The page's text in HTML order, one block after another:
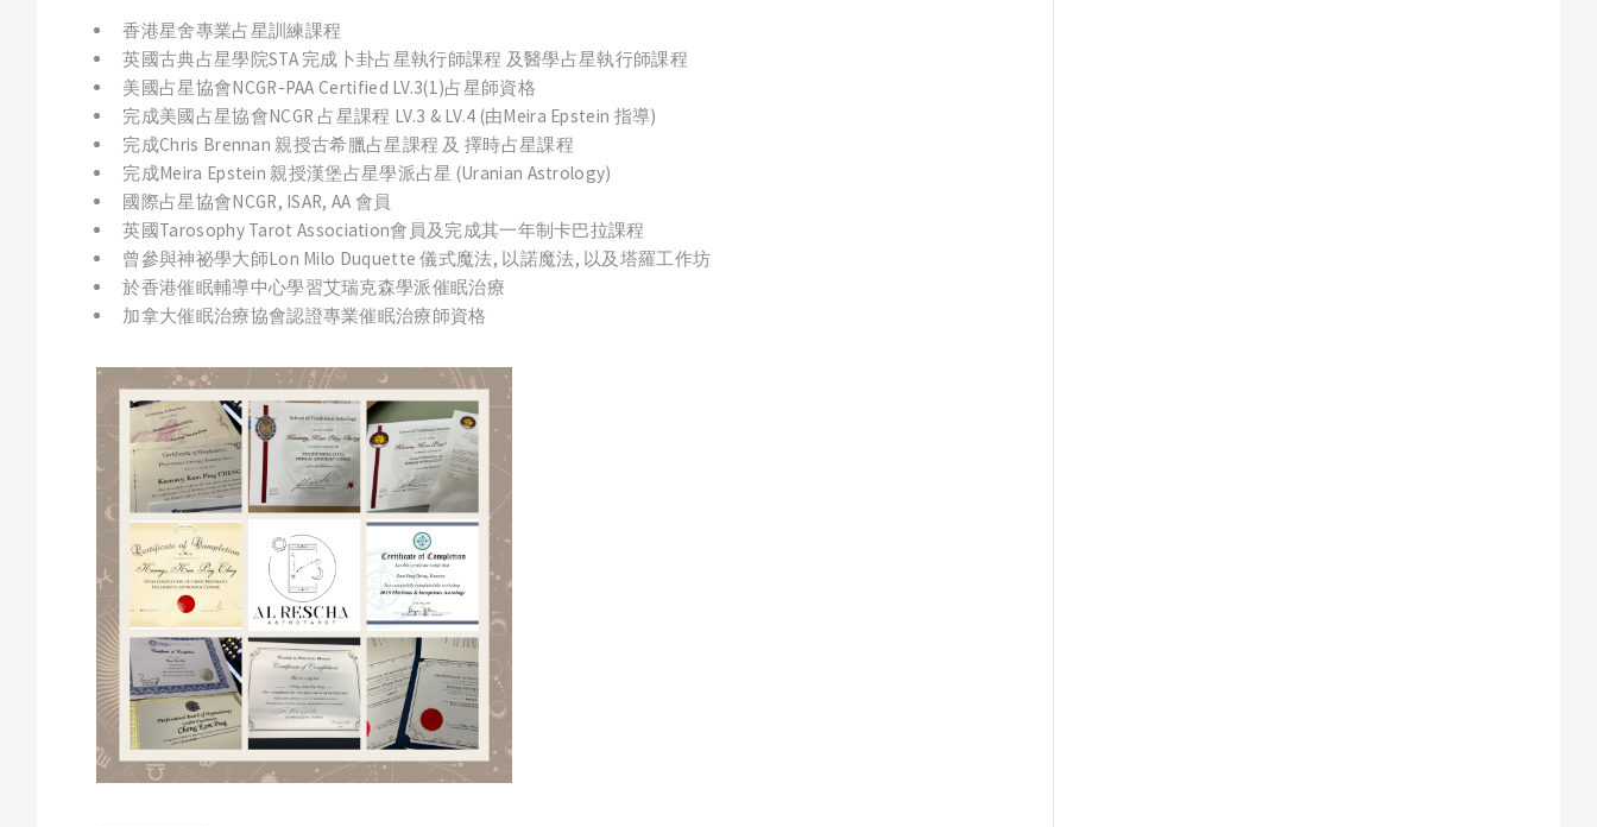
香港星舍專業占星訓練課程
英國古典占星學院STA 完成卜卦占星執行師課程 及醫學占星執行師課程
美國占星協會NCGR-PAA Certified LV.3(1)占星師資格
完成美國占星協會NCGR 占星課程 LV.3 & LV.4 (由Meira Epstein 指導)
完成Chris Brennan 親授古希臘占星課程 及 擇時占星課程
完成Meira Epstein 親授漢堡占星學派占星 (Uranian Astrology)
國際占星協會NCGR, ISAR, AA 會員
英國Tarosophy Tarot Association會員及完成其一年制卡巴拉課程
曾參與神祕學大師Lon Milo Duquette 儀式魔法, 以諾魔法, 以及塔羅工作坊
於香港催眠輔導中心學習艾瑞克森學派催眠治療
加拿大催眠治療協會認證專業催眠治療師資格